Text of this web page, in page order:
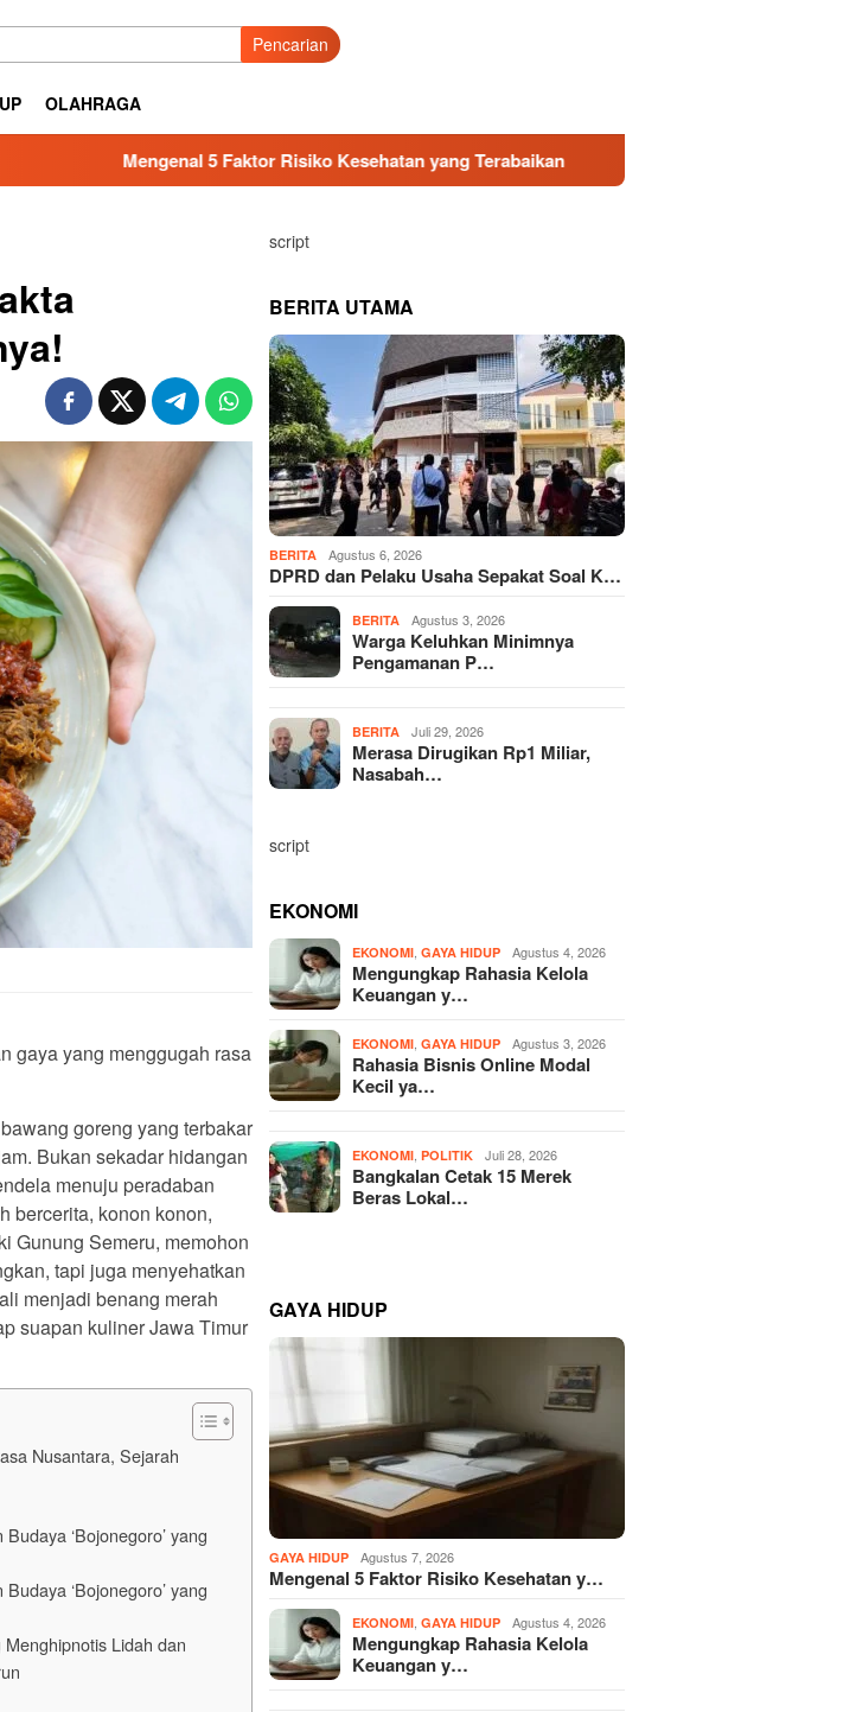
Pencarian
OLAHRAGA
5 Faktor Risiko Kesehatan yang Terabaikan Direksi Baru PDAM Surya Sembada Dapat
gaya yang menggugah rasa
goreng yang terbakar
Bukan sekadar hidangan
menuju peradaban
bercerita, konon konon,
Gunung Semeru, memohon
tapi juga menyehatkan
menjadi benang merah
suapan kuliner Jawa Timur
Nusantara, Sejarah
‘Bojonegoro’ yang
‘Bojonegoro’ yang
Lidah dan
script
BERITA UTAMA
BERITA Agustus 6, 2026
DPRD dan Pelaku Usaha Sepakat Soal K…
BERITA Agustus 3, 2026
Warga Keluhkan Minimnya
Pengamanan P…
BERITA Juli 29, 2026
Merasa Dirugikan Rp1 Miliar,
Nasabah…
script
EKONOMI
EKONOMI ,GAYA HIDUP Agustus 4, 2026
Mengungkap Rahasia Kelola
Keuangan y…
EKONOMI ,GAYA HIDUP Agustus 3, 2026
Rahasia Bisnis Online Modal
Kecil ya…
EKONOMI ,POLITIK Juli 28, 2026
Bangkalan Cetak 15 Merek
Beras Lokal…
GAYA HIDUP
GAYA HIDUP Agustus 7, 2026
Mengenal 5 Faktor Risiko Kesehatan y…
EKONOMI ,GAYA HIDUP Agustus 4, 2026
Mengungkap Rahasia Kelola
Keuangan y…